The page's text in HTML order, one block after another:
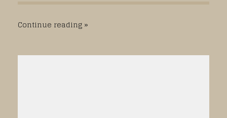
Continue reading